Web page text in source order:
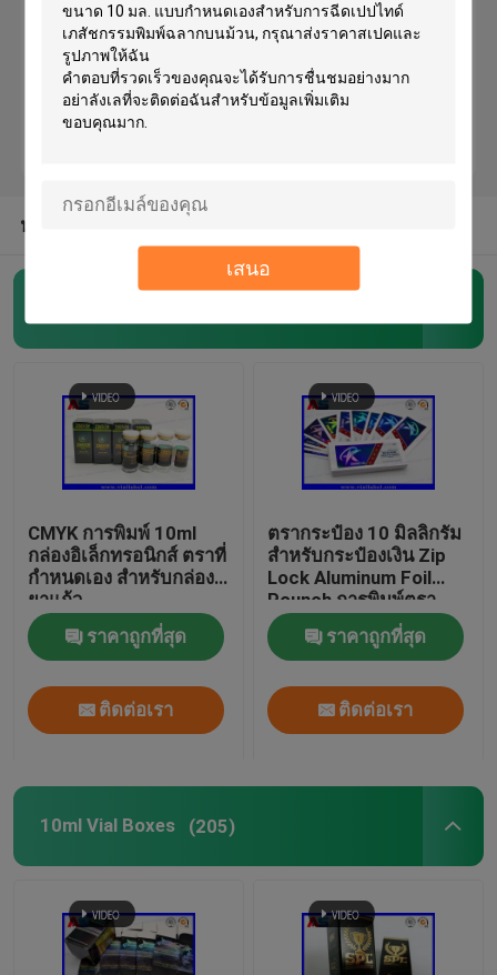
เสนอ
Custom Holographic Stickers
Small Glass Vials
Flip Off Cap
Aluminum Foil Bags
Plastic Blister Packaging
ฉลากเครื่องสำอางที่กำหนดเอง
หลอดแก้วเภสัชกรรม
ฉลากขวดยา
การพิมพ์แผ่นพับที่กำหนดเอง
ถุงกระดาษช้อปปิ้ง
หมวดหมู่อื่น ๆ จากเรา
CMYK การพิมพ์ 10ml
กล่องอิเล็กทรอนิกส์ ตราที่
กําหนดเอง สําหรับกล่อง
ยาแก้ว
ราคาถูกที่สุด
ติดต่อเรา
ตรากระป๋อง 10 มิลลิกรัม
สําหรับกระป๋องเงิน Zip
Lock Aluminum Foil
Pounch การพิมพ์ตรา
กระป๋องแก้ว
ราคาถูกที่สุด
ติดต่อเรา
10ml Vial Boxes (205)